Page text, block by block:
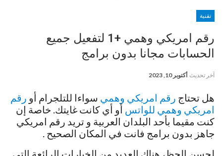
تقنية
رقم امريكي وهمي +1 لتفعيل جميع
الحسابات مجانا بدون برامج
آخر تحديث أكتوبر 10, 2023
هل تحتاج رقم امريكي وهمي سواءا للتلجرام أو رقم
امريكي وهمي للواتس أو أي كانت غايتك. خاصة إن
كنت مقيما بأحد البلدان العربية و تريد رقم امريكي
جاهز بدون برامج فانت في المكان الصحيح .
لحسن الحظ، هناك العديد من الخيارات الرائعة التي